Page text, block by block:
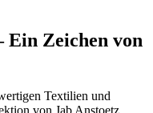
Ein Zeichen von
Textilien und
von Jab Anstoetz